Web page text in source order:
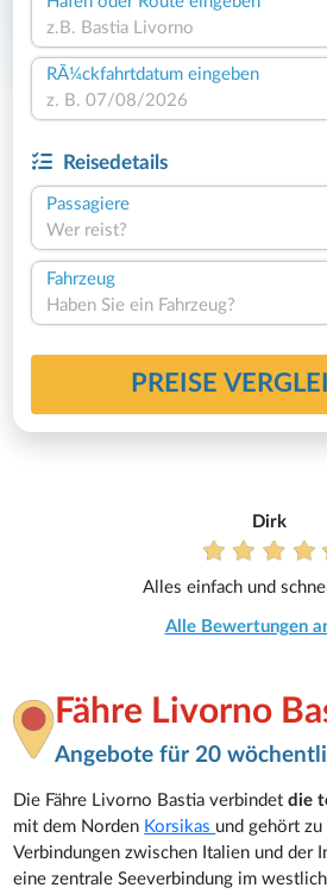
RÃ¼ckfahrtdatum eingeben
Reisedetails
Passagiere
Wer reist?
Fahrzeug
Haben Sie ein Fahrzeug?
PREISE
Dirk
Alles einfach und
Alle Bewertungen
Fähre Livorno
Angebote für 20
Die Fähre Livorno Bastia verbindetdie
mit dem Norden Korsikas und gehört
Verbindungen zwischen Italien und der
eine zentrale Seeverbindung im